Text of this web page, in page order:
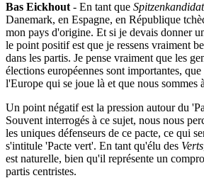
Bas Eickhout - En tant que Spitzenkandidat
Danemark, en Espagne, en République
mon pays d'origine. Et si je devais donner
le point positif est que je ressens vraiment
dans les partis. Je pense vraiment que les
élections européennes sont importantes,
l'Europe qui se joue là et que nous sommes
Un point négatif est la pression autour du
Souvent interrogés à ce sujet, nous nous
les uniques défenseurs de ce pacte, ce qui
s'intitule 'Pacte vert'. En tant qu'élu des Verts
est naturelle, bien qu'il représente un
partis centristes.